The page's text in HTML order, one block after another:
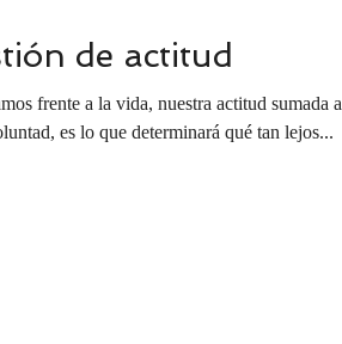
de actitud
frente a la vida, nuestra actitud sumada a
es lo que determinará qué tan lejos...